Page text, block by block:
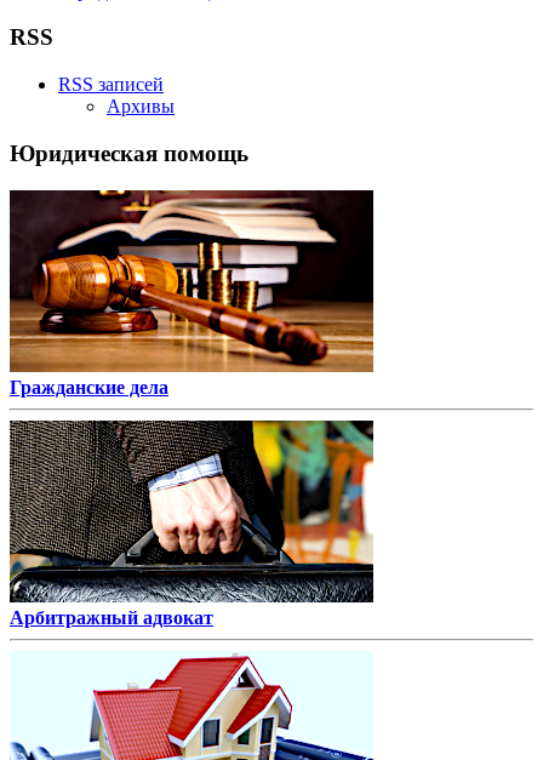
RSS
RSS записей
Архивы
Юридическая помощь
Гражданские дела
Арбитражный адвокат